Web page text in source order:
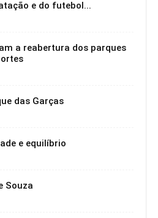
e do futebol...
a reabertura dos parques
das Garças
e equilíbrio
Souza